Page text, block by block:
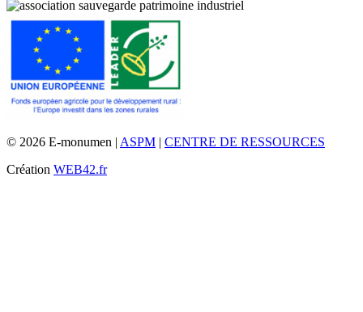
© 2026 E-monumen | ASPM | CENTRE DE RESSOURCES
Création WEB42.fr